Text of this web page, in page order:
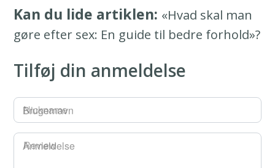
Kan du lide artiklen: «Hvad skal man
gøre efter sex: En guide til bedre forhold»?
Tilføj din anmeldelse
Brugernavn
Anmeldelse